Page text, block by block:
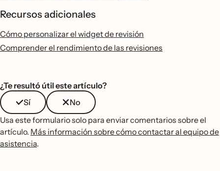
Recursos adicionales
Cómo personalizar el widget de revisión
Comprender el rendimiento de las revisiones
¿Te resultó útil este artículo?
Sí
No
Usa este formulario solo para enviar comentarios sobre el
artículo. Más información sobre cómo contactar al equipo de
asistencia.